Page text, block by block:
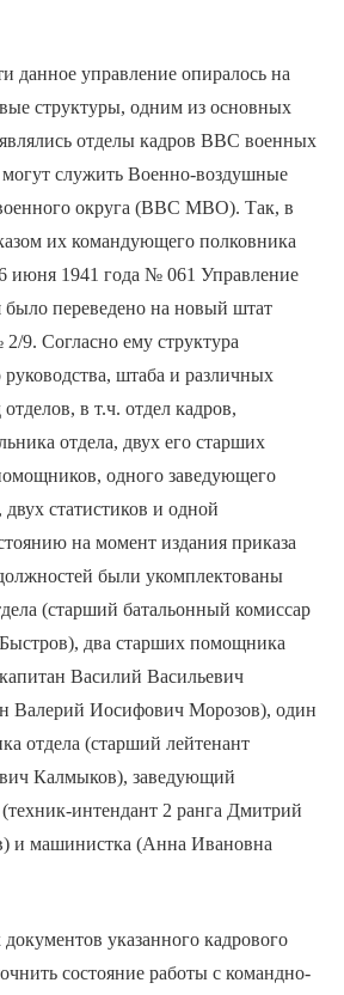
данное управление опиралось на
структуры, одним из основных
отделы кадров ВВС военных
служить Военно-воздушные
округа (ВВС МВО). Так, в
их командующего полковника
июня 1941 года № 061 Управление
переведено на новый штат
9. Согласно ему структура
штаба и различных
в т.ч. отдел кадров,
отдела, двух его старших
одного заведующего
статистиков и одной
на момент издания приказа
были укомплектованы
(старший батальонный комиссар
два старших помощника
Василий Васильевич
Валерий Иосифович Морозов), один
отдела (старший лейтенант
Калмыков), заведующий
интендант 2 ранга Дмитрий
и машинистка (Анна Ивановна
указанного кадрового
состояние работы с командно-